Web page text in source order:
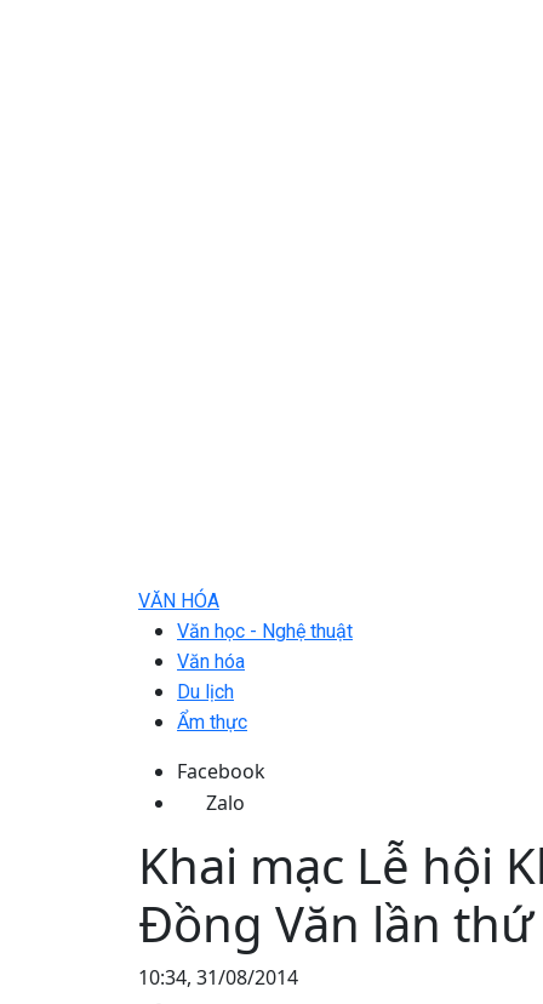
VĂN HÓA
Văn học - Nghệ thuật
Văn hóa
Du lịch
Ẩm thực
Facebook
Zalo
Khai mạc Lễ hội
Đồng Văn lần
10:34, 31/08/2014